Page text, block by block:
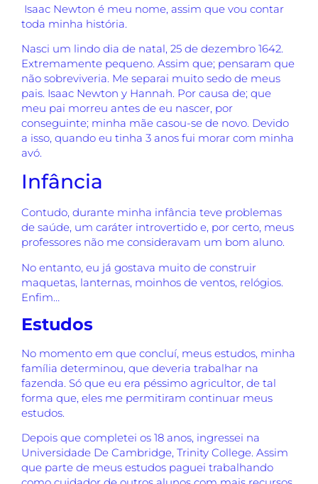
Isaac Newton é meu nome, assim que vou contar
toda minha história.
Nasci um lindo dia de natal, 25 de dezembro 1642.
Extremamente pequeno. Assim que; pensaram que
não sobreviveria. Me separai muito sedo de meus
pais. Isaac Newton y Hannah. Por causa de; que
meu pai morreu antes de eu nascer, por
conseguinte; minha mãe casou-se de novo. Devido
a isso, quando eu tinha 3 anos fui morar com minha
avó.
Infância
Contudo, durante minha infância teve problemas
de saúde, um caráter introvertido e, por certo, meus
professores não me consideravam um bom aluno.
No entanto, eu já gostava muito de construir
maquetas, lanternas, moinhos de ventos, relógios.
Enfim…
Estudos
No momento em que concluí, meus estudos, minha
família determinou, que deveria trabalhar na
fazenda. Só que eu era péssimo agricultor, de tal
forma que, eles me permitiram continuar meus
estudos.
Depois que completei os 18 anos, ingressei na
Universidade De Cambridge, Trinity College. Assim
que parte de meus estudos paguei trabalhando